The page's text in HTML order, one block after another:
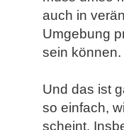
auch in
Umgebung
sein können.
Und das ist
so einfach,
scheint.